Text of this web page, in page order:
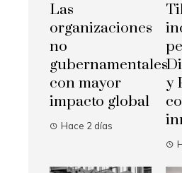
Las
organizaciones
no
gubernamentales
con mayor
impacto global
Hace 2 días
y